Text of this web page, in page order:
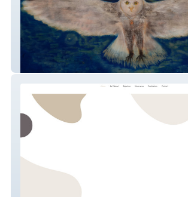
Yoann Estevenin